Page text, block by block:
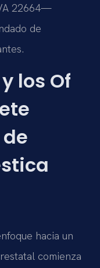
22664—
de
los Of
hacia un
comienza